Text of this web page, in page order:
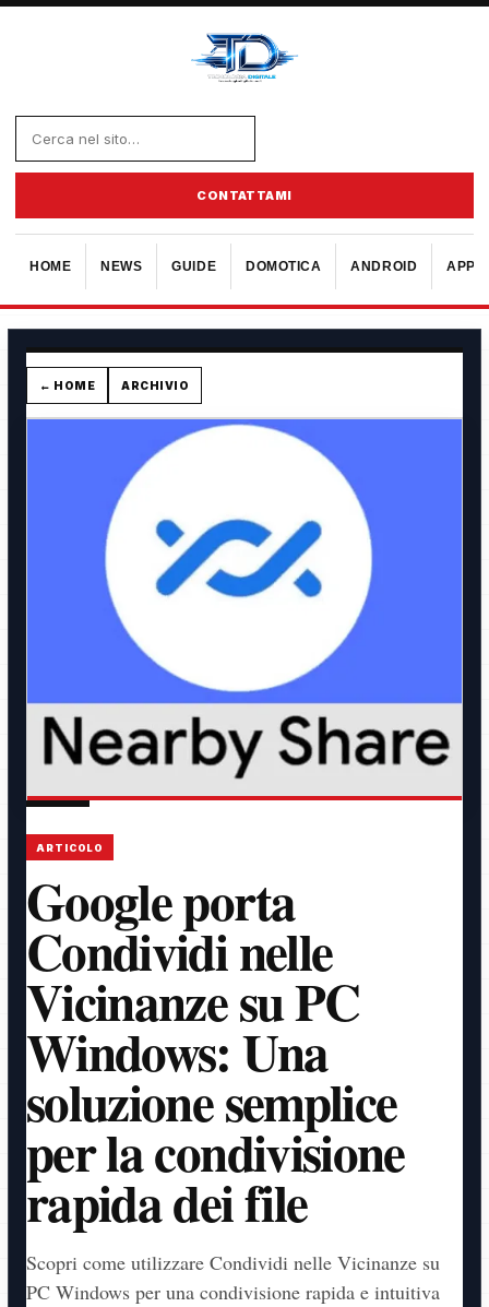
CONTATTAMI
HOME NEWS GUIDE DOMOTICA ANDROID
← HOME ARCHIVIO
ARTICOLO
Google porta
Condividi nelle
Vicinanze su PC
Windows: Una
soluzione semplice
per la condivisione
rapida dei file
Scopri come utilizzare Condividi nelle Vicinanze su
PC Windows per una condivisione rapida e intuitiva